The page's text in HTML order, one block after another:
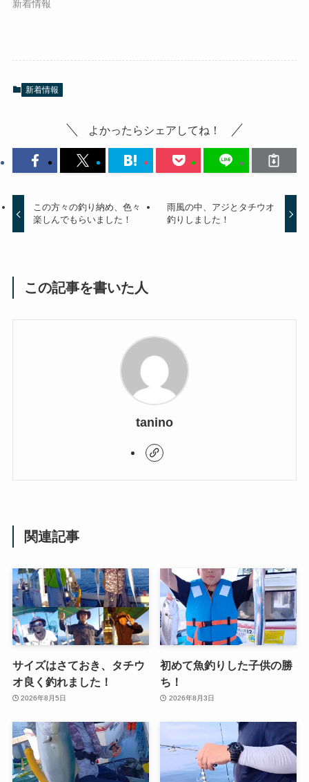
新着情報
新着情報
よかったらシェアしてね！
この方々の釣り納め、色々
楽しんでもらいました！
雨風の中、アジとタチウオ
釣りしました！
この記事を書いた人
tanino
関連記事
サイズはさておき、タチウ
オ良く釣れました！
2026年8月5日
初めて魚釣りした子供の勝
ち！
2026年8月3日